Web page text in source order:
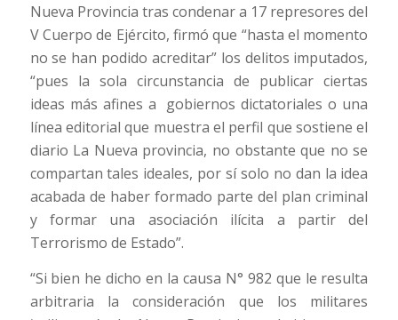
Nueva Provincia tras condenar a 17 represores del
V Cuerpo de Ejército, firmó que “hasta el momento
no se han podido acreditar” los delitos imputados,
“pues la sola circunstancia de publicar ciertas
ideas más afines a gobiernos dictatoriales o una
línea editorial que muestra el perfil que sostiene el
diario La Nueva provincia, no obstante que no se
compartan tales ideales, por sí solo no dan la idea
acabada de haber formado parte del plan criminal
y formar una asociación ilícita a partir del
Terrorismo de Estado”.
“Si bien he dicho en la causa N° 982 que le resulta
arbitraria la consideración que los militares